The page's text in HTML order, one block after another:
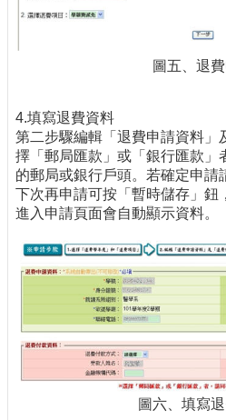
圖五、退
4.填寫退費資料
第二步驟編輯「退費申請資料」
擇「郵局匯款」或「銀行匯款」
的郵局或銀行戶頭。若確定申請
下次再申請可按「暫時儲存」鈕
進入申請頁面會自動顯示資料。
圖六、填寫